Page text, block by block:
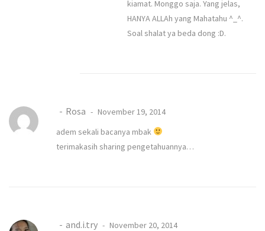
kiamat. Monggo saja. Yang jelas,
HANYA ALLAh yang Mahatahu ^_^.
Soal shalat ya beda dong :D.
Rosa
November 19, 2014
adem sekali bacanya mbak
terimakasih sharing pengetahuannya…
and.i.try
November 20, 2014